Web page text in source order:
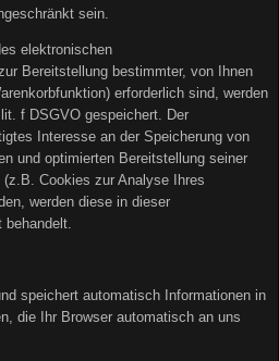
sein.
elektronischen
Bereitstellung bestimmter, von Ihnen
erforderlich sind, werden
f DSGVO gespeichert. Der
Interesse an der Speicherung von
und optimierten Bereitstellung seiner
Cookies zur Analyse Ihres
werden diese in dieser
behandelt.
speichert automatisch Informationen in
die Ihr Browser automatisch an uns